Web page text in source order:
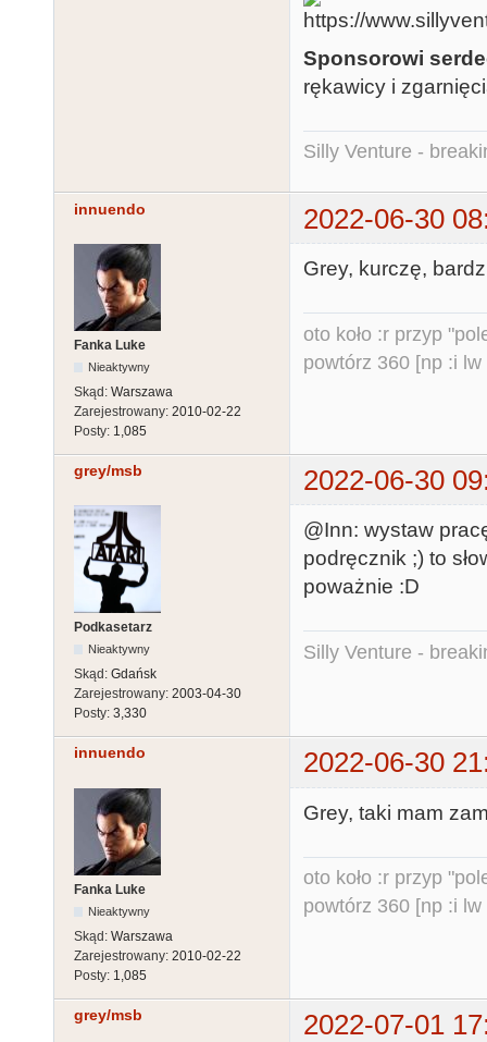
Sponsorowi
rękawicy i
Silly Venture -
innuendo 2022-06-30
Fanka Luke
Nieaktywny
Skąd: Warszawa
Zarejestrowany: 2010-02-22
Posty: 1,085
Grey, kurczę,
oto koło :r przyp
powtórz 360 [np :i lw
grey/msb 2022-06-30
Podkasetarz
Nieaktywny
Skąd: Gdańsk
Zarejestrowany: 2003-04-30
Posty: 3,330
@Inn: wystaw
podręcznik ;) to
poważnie :D
Silly Venture -
innuendo 2022-06-30
Fanka Luke
Nieaktywny
Skąd: Warszawa
Zarejestrowany: 2010-02-22
Posty: 1,085
Grey, taki mam
oto koło :r przyp
powtórz 360 [np :i lw
grey/msb 2022-07-01